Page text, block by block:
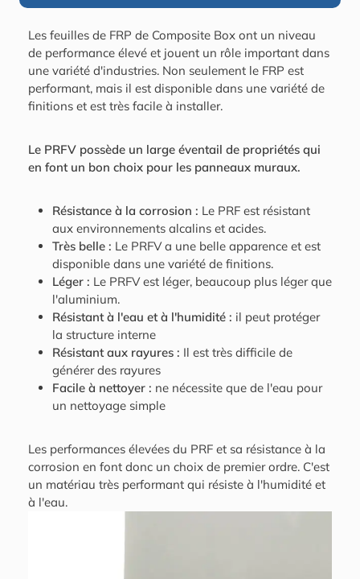
Les feuilles de FRP de Composite Box ont un niveau
de performance élevé et jouent un rôle important dans
une variété d'industries. Non seulement le FRP est
performant, mais il est disponible dans une variété de
finitions et est très facile à installer.
Le PRFV possède un large éventail de propriétés qui
en font un bon choix pour les panneaux muraux.
Résistance à la corrosion : Le PRF est résistant
aux environnements alcalins et acides.
Très belle : Le PRFV a une belle apparence et est
disponible dans une variété de finitions.
Léger : Le PRFV est léger, beaucoup plus léger que
l'aluminium.
Résistant à l'eau et à l'humidité : il peut protéger
la structure interne
Résistant aux rayures : Il est très difficile de
générer des rayures
Facile à nettoyer : ne nécessite que de l'eau pour
un nettoyage simple
Les performances élevées du PRF et sa résistance à la
corrosion en font donc un choix de premier ordre. C'est
un matériau très performant qui résiste à l'humidité et
à l'eau.